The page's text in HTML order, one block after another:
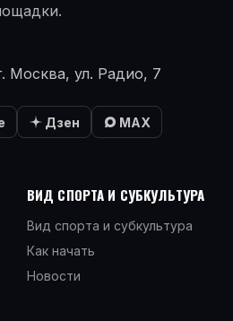
Москва, ул. Радио, 7
Дзен MAX
ВИД СПОРТА И СУБКУЛЬТУРА
Вид спорта и субкультура
Как начать
Новости